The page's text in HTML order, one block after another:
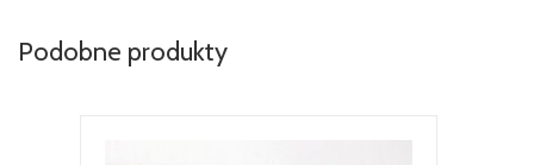
Podobne produkty